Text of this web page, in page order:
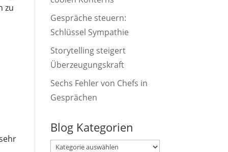
zu
Gespräche steuern:
Schlüssel Sympathie
Storytelling steigert
Überzeugungskraft
Sechs Fehler von Chefs in
Gesprächen
Blog Kategorien
Blog